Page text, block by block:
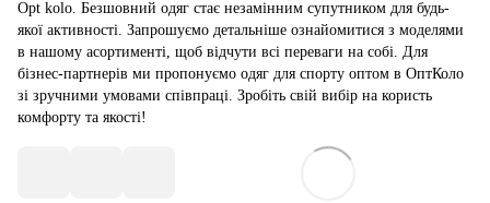
Opt kolo. Безшовний одяг стає незамінним супутником для будь-
якої активності. Запрошуємо детальніше ознайомитися з моделями
в нашому асортименті, щоб відчути всі переваги на собі. Для
бізнес-партнерів ми пропонуємо одяг для спорту оптом в ОптКоло
зі зручними умовами співпраці. Зробіть свій вибір на користь
комфорту та якості!